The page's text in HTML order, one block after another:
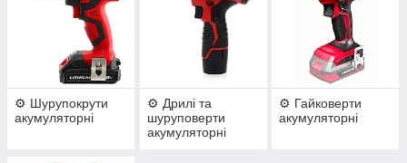
⚙️ Шурупокрути
акумуляторні
⚙️ Дрилі та
шуруповерти
акумуляторні
⚙️ Гайковерти
акумуляторні